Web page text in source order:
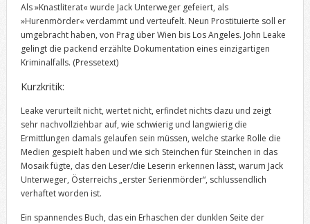
Als »Knastliterat« wurde Jack Unterweger gefeiert, als
»Hurenmörder« verdammt und verteufelt. Neun Prostituierte soll er
umgebracht haben, von Prag über Wien bis Los Angeles. John Leake
gelingt die packend erzählte Dokumentation eines einzigartigen
Kriminalfalls. (Pressetext)
Kurzkritik:
Leake verurteilt nicht, wertet nicht, erfindet nichts dazu und zeigt
sehr nachvollziehbar auf, wie schwierig und langwierig die
Ermittlungen damals gelaufen sein müssen, welche starke Rolle die
Medien gespielt haben und wie sich Steinchen für Steinchen in das
Mosaik fügte, das den Leser/die Leserin erkennen lässt, warum Jack
Unterweger, Österreichs „erster Serienmörder“, schlussendlich
verhaftet worden ist.
Ein spannendes Buch, das ein Erhaschen der dunklen Seite der